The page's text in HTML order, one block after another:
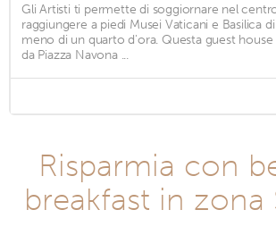
Gli Artisti ti permette di soggiornare nel
raggiungere a piedi Musei Vaticani e Basilica
meno di un quarto d'ora. Questa guest house
da Piazza Navona ...
Risparmia con
breakfast in zona